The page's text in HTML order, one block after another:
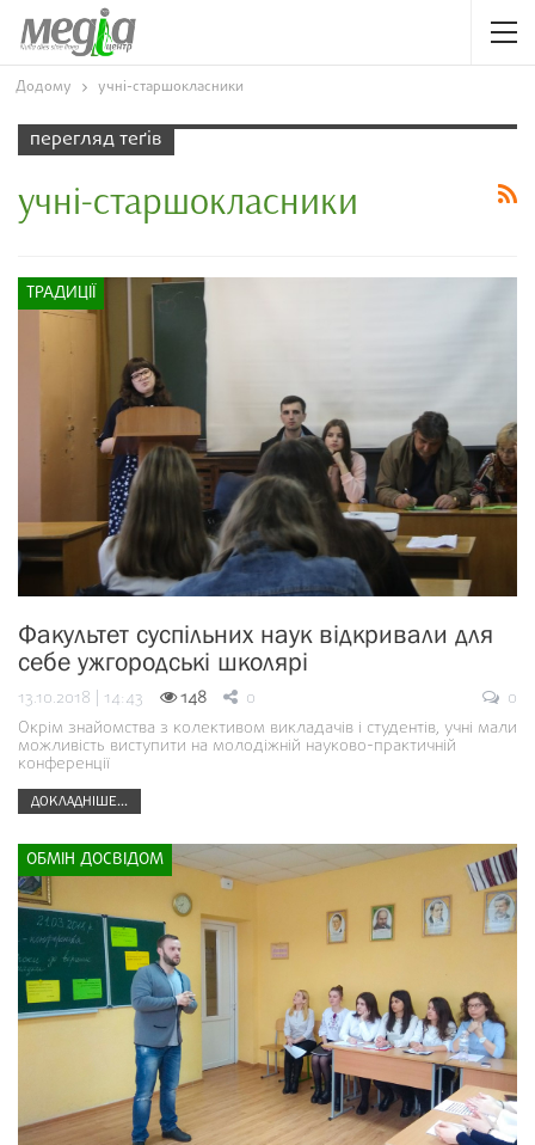
Додому учні-старшокласники
перегляд теґів
учні-старшокласники
ТРАДИЦІЇ
Факультет суспільних наук відкривали для
себе ужгородські школярі
13.10.2018 | 14:43 148 0
0
Окрім знайомства з колективом викладачів і студентів, учні мали
можливість виступити на молодіжній науково-практичній
конференції
ДОКЛАДНІШЕ...
ОБМІН ДОСВІДОМ